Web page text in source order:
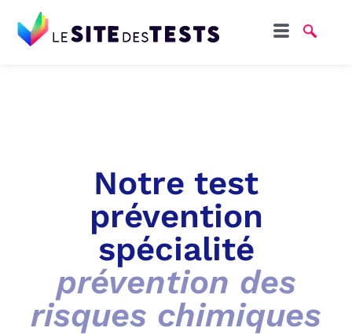
Notre test
prévention
spécialité
prévention des
risques chimiques